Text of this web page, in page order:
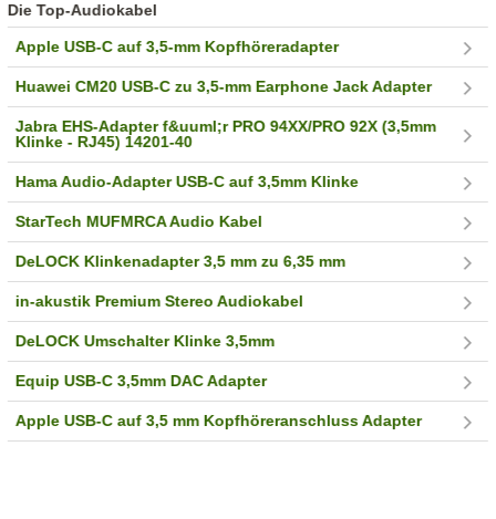
Die Top-Audiokabel
Apple USB-C auf 3,5-mm Kopfhöreradapter
Huawei CM20 USB-C zu 3,5-mm Earphone Jack Adapter
Jabra EHS-Adapter f&uuml;r PRO 94XX/PRO 92X (3,5mm
Klinke - RJ45) 14201-40
Hama Audio-Adapter USB-C auf 3,5mm Klinke
StarTech MUFMRCA Audio Kabel
DeLOCK Klinkenadapter 3,5 mm zu 6,35 mm
in-akustik Premium Stereo Audiokabel
DeLOCK Umschalter Klinke 3,5mm
Equip USB-C 3,5mm DAC Adapter
Apple USB-C auf 3,5 mm Kopfhöreranschluss Adapter